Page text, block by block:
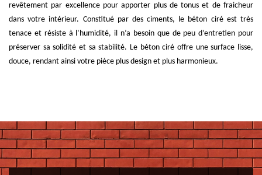
revêtement par excellence pour apporter plus de tonus et de fraicheur
dans votre intérieur. Constitué par des ciments, le béton ciré est très
tenace et résiste à l’humidité, il n’a besoin que de peu d’entretien pour
préserver sa solidité et sa stabilité. Le béton ciré offre une surface lisse,
douce, rendant ainsi votre pièce plus design et plus harmonieux.